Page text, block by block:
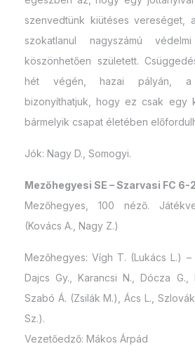
szenvedtünk kiütéses vereséget,
szokatlanul nagyszámú védelmi
köszönhetően született.
hét végén, hazai pályán, a
bizonyíthatjuk, hogy ez csak egy
bármelyik csapat életében
Jók: Nagy D., Somogyi.
Mezőhegyesi SE – Szarvasi FC 6-
Mezőhegyes, 100 néző.
(Kovács A., Nagy Z.)
Mezőhegyes: Vígh T. (Lukács L.) –
Dajcs Gy., Karancsi N., Dócza G.,
Szabó Á. (Zsilák M.), Ács L.,
Sz.).
Vezetőedző: Mákos Árpád